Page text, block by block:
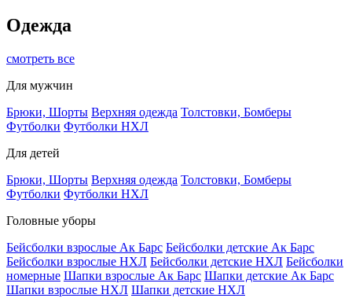
Одежда
смотреть все
Для мужчин
Брюки, Шорты Верхняя одежда Толстовки, Бомберы
Футболки Футболки НХЛ
Для детей
Брюки, Шорты Верхняя одежда Толстовки, Бомберы
Футболки Футболки НХЛ
Головные уборы
Бейсболки взрослые Ак Барс Бейсболки детские Ак Барс
Бейсболки взрослые НХЛ Бейсболки детские НХЛ Бейсболки
номерные Шапки взрослые Ак Барс Шапки детские Ак Барс
Шапки взрослые НХЛ Шапки детские НХЛ